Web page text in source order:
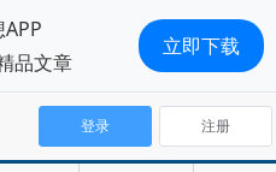
登录 注册
品文章
立即下载